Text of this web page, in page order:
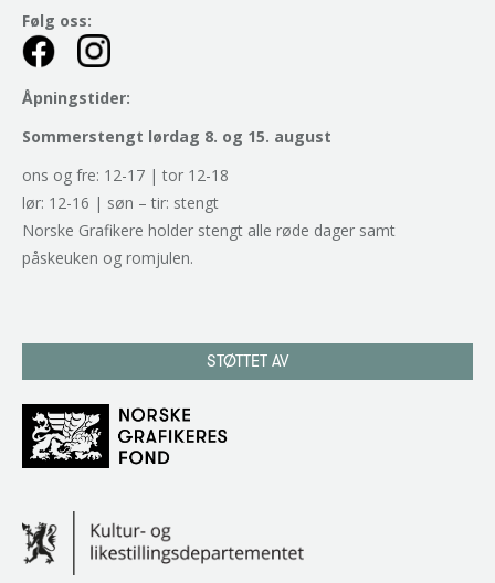
Følg oss:
Åpningstider:
Sommerstengt lørdag 8. og 15. august
ons og fre: 12-17 | tor 12-18
lør: 12-16 | søn – tir: stengt
Norske Grafikere holder stengt alle røde dager samt
påskeuken og romjulen.
STØTTET AV